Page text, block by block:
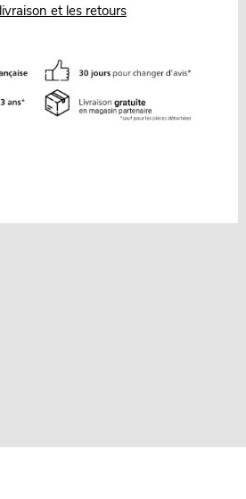
et les retours